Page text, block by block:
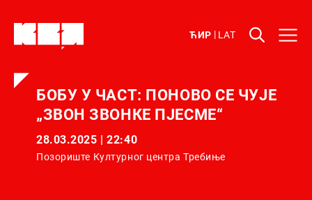
ЋИР LAT
БОБУ У ЧАСТ: ПОНОВО СЕ ЧУЈЕ
„ЗВОН ЗВОНКЕ ПЈЕСМE“
28.03.2025 | 22:40
Позориште Културног центра Требиње